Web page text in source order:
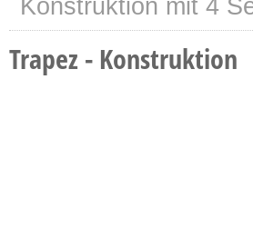
Konstruktion mit 4
Trapez - Konstruktion